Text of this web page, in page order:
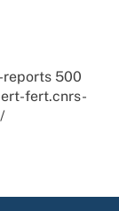
reports 500
fert.cnrs-